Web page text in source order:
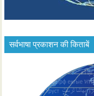
सर्वभाषा प्रकाशन की किताबें